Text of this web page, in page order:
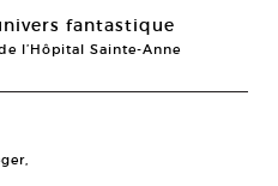
fantastique
l’Hôpital Sainte-Anne